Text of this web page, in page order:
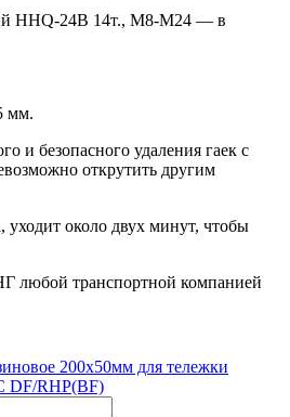
HHQ-24B 14т., М8-М24 — в
мм.
и безопасного удаления гаек с
открутить другим
около двух минут, чтобы
любой транспортной компанией
200х50мм для тележки
DF/RHP(BF)